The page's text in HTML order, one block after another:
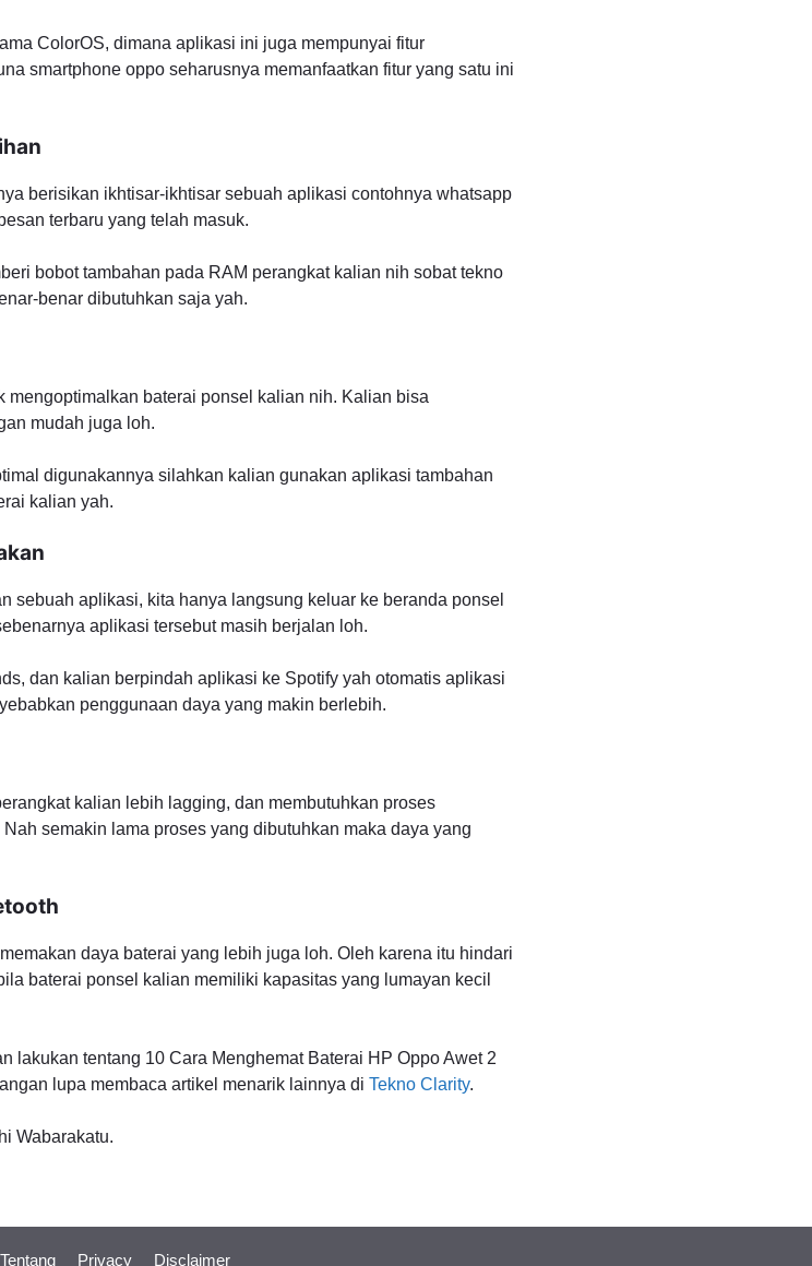
ColorOS, dimana aplikasi ini juga mempunyai fitur
smartphone oppo seharusnya memanfaatkan fitur yang satu ini
berisikan ikhtisar-ikhtisar sebuah aplikasi contohnya whatsapp
terbaru yang telah masuk.
bobot tambahan pada RAM perangkat kalian nih sobat tekno
benar dibutuhkan saja yah.
baterai ponsel kalian nih. Kalian bisa
mudah juga loh.
digunakannya silahkan kalian gunakan aplikasi tambahan
kalian yah.
sebuah aplikasi, kita hanya langsung keluar ke beranda ponsel
aplikasi tersebut masih berjalan loh.
dan kalian berpindah aplikasi ke Spotify yah otomatis aplikasi
penggunaan daya yang makin berlebih.
kalian lebih lagging, dan membutuhkan proses
semakin lama proses yang dibutuhkan maka daya yang
daya baterai yang lebih juga loh. Oleh karena itu hindari
baterai ponsel kalian memiliki kapasitas yang lumayan kecil
lakukan tentang 10 Cara Menghemat Baterai HP Oppo Awet 2
lupa membaca artikel menarik lainnya di Tekno Clarity.
Wabarakatu.
Tentang Privacy Disclaimer